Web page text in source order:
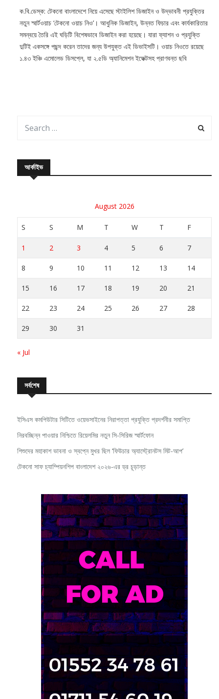
ক.বি.ডেস্ক: টেকনো বাংলাদেশে নিয়ে এসেছে স্টাইলিশ ডিজাইন ও উদ্ভাবনী প্রযুক্তির
নতুন স্মার্টওয়াচ ‘টেকনো ওয়াচ নিও’। আধুনিক ডিজাইন, উন্নত ফিচার এবং কার্যকারিতার
সমন্বয়ে তৈরি এই ঘড়িটি বিশেষভাবে ডিজাইন করা হয়েছে। যারা ফ্যাশন ও প্রযুক্তি
দুটিই একসঙ্গে পছন্দ করেন তাদের জন্য উপযুক্ত এই ডিভাইসটি। ওয়াচ নিওতে রয়েছে
১.৪৩ ইঞ্চি এমোলেড ডিসপ্লে, যা ২.৫ডি অ্যানিমেশন ইফেক্টসহ প্রাণবন্ত ছবি
আর্কাইভ
August 2026
S S M T W T F
1 2 3 4 5 6 7
8 9 10 11 12 13 14
15 16 17 18 19 20 21
22 23 24 25 26 27 28
29 30 31
« Jul
সর্বশেষ
ইসিএস কমপিউটার সিটিতে ওয়েভসাইনের নিরাপত্তা প্রযুক্তি প্রদর্শনীর সমাপ্তি
নিরবচ্ছিন্ন পাওয়ার নিশ্চিতে রিয়েলমির নতুন সি-সিরিজ স্মার্টফোন
শিশুদের মহাকাশ ভাবনা ও স্বপ্নে মুখর ছিল ‘ফিউচার অ্যাস্ট্রোনটস মিট-আপ’
টেকনো সাফ চ্যাম্পিয়নশিপ বাংলাদেশ ২০২৬-এর ড্র চূড়ান্ত